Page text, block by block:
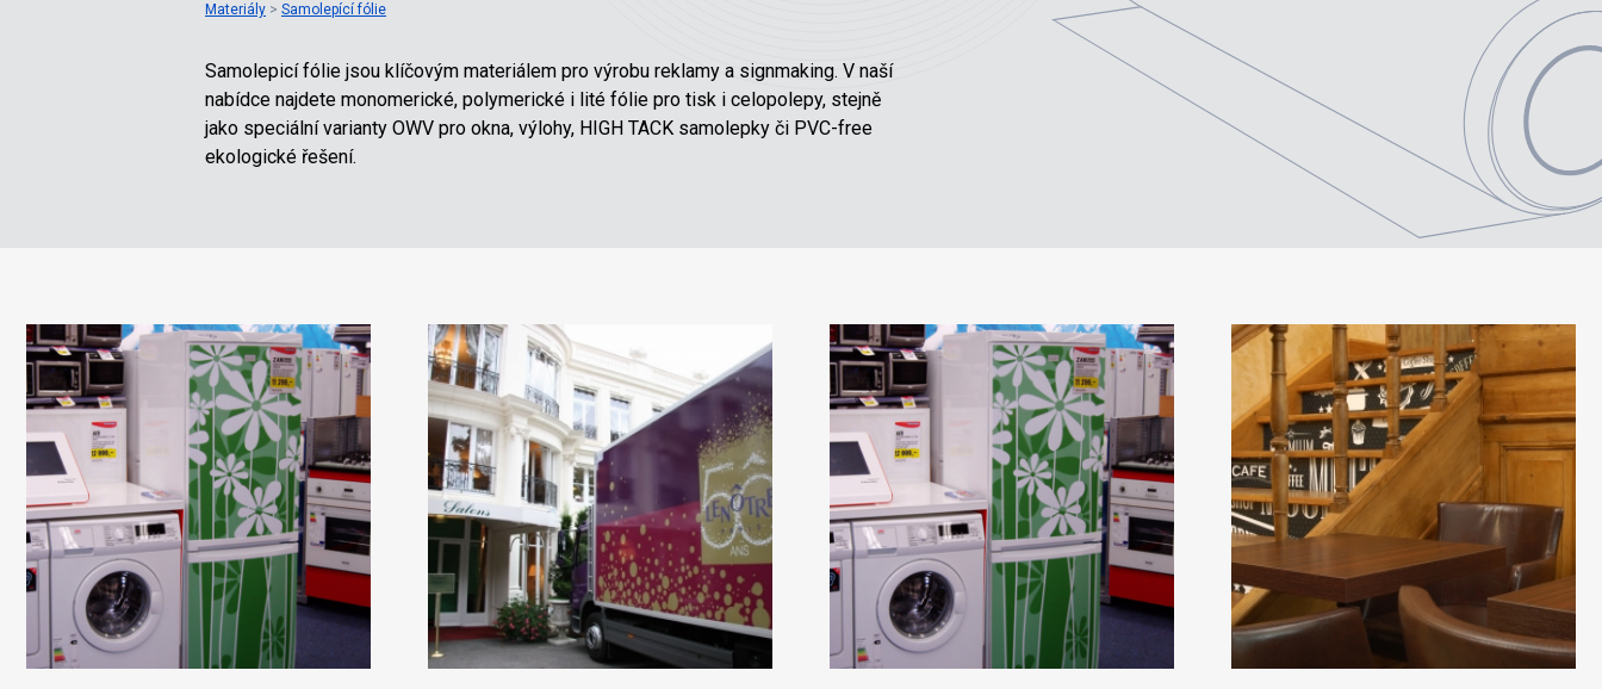
Materiály Samolepící fólie
Samolepicí fólie jsou klíčovým materiálem pro výrobu reklamy a signmaking. V naší
nabídce najdete monomerické, polymerické i lité fólie pro tisk i celopolepy, stejně
jako speciální varianty OWV pro okna, výlohy, HIGH TACK samolepky či PVC-free
ekologické řešení.